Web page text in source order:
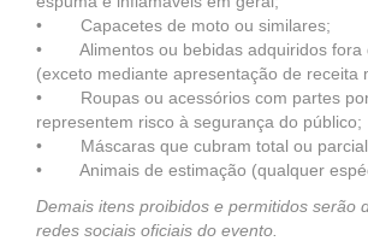
• Capacetes de moto ou similares;
• Alimentos ou bebidas adquiridos fora
(exceto mediante apresentação de receita
• Roupas ou acessórios com partes
representem risco à segurança do público;
• Máscaras que cubram total ou
• Animais de estimação (qualquer
Demais itens proibidos e permitidos serão
redes sociais oficiais do evento.